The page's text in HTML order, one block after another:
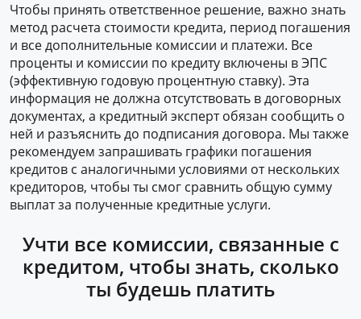
Чтобы принять ответственное решение, важно знать
метод расчета стоимости кредита, период погашения
и все дополнительные комиссии и платежи. Все
проценты и комиссии по кредиту включены в ЭПС
(эффективную годовую процентную ставку). Эта
информация не должна отсутствовать в договорных
документах, а кредитный эксперт обязан сообщить о
ней и разъяснить до подписания договора. Мы также
рекомендуем запрашивать графики погашения
кредитов с аналогичными условиями от нескольких
кредиторов, чтобы ты смог сравнить общую сумму
выплат за полученные кредитные услуги.
Учти все комиссии, связанные с
кредитом, чтобы знать, сколько
ты будешь платить